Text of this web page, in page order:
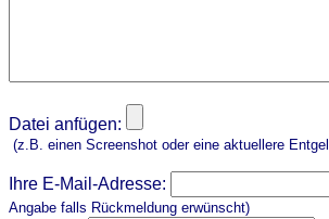
Datei anfügen:
(z.B. einen Screenshot oder eine aktuellere
Ihre E-Mail-Adresse:
Angabe falls Rückmeldung erwünscht)